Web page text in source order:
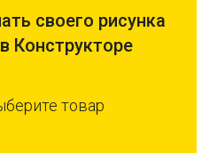
своего рисунка
Конструкторе
товар